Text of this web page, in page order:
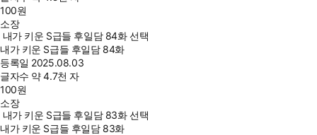
100원
소장
내가 키운 S급들 후일담 84화 선택
내가 키운 S급들 후일담 84화
등록일 2025.08.03
글자수 약 4.7천 자
100원
소장
내가 키운 S급들 후일담 83화 선택
내가 키운 S급들 후일담 83화